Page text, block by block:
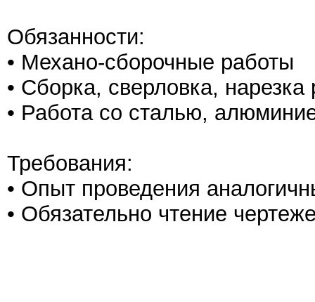
Обязанности:
• Механо-сборочные работы
• Сборка, сверловка,
• Работа со сталью,
Требования:
• Опыт проведения
• Обязательно чтение